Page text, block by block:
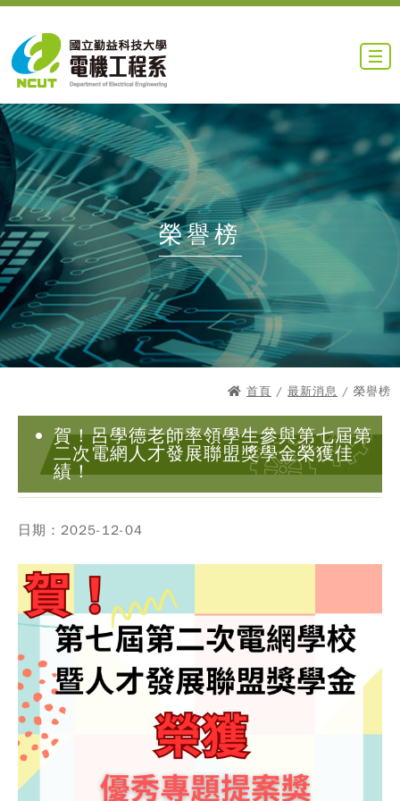
榮譽榜
首頁 / 最新消息 / 榮譽榜
賀！呂學德老師率領學生參與第七屆第
二次電網人才發展聯盟獎學金榮獲佳
績！
日期：2025-12-04